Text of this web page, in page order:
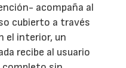
acompaña al
cubierto a través
el interior, un
recibe al usuario